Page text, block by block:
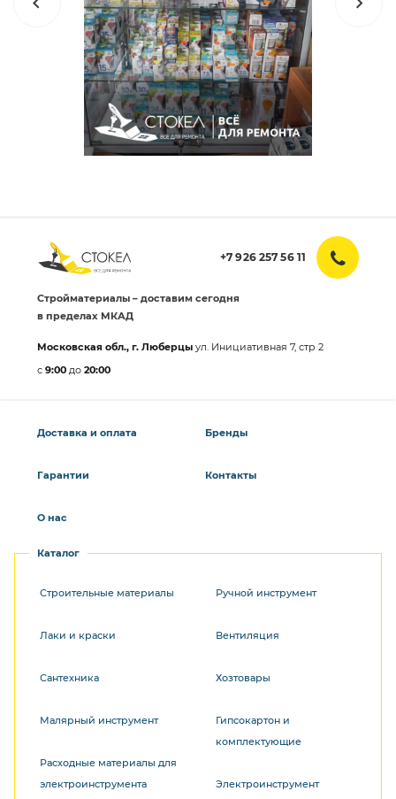
+7 926 257 56 11
Стройматериалы – доставим сегодня
в пределах МКАД
Московская обл., г. Люберцы ул. Инициативная 7, стр 2
с 9:00 до 20:00
Доставка и оплата
Гарантии
О нас
Бренды
Контакты
Каталог
Строительные материалы
Лаки и краски
Сантехника
Малярный инструмент
Расходные материалы для
электроинструмента
Ручной инструмент
Вентиляция
Хозтовары
Гипсокартон и
комплектующие
Электроинструмент